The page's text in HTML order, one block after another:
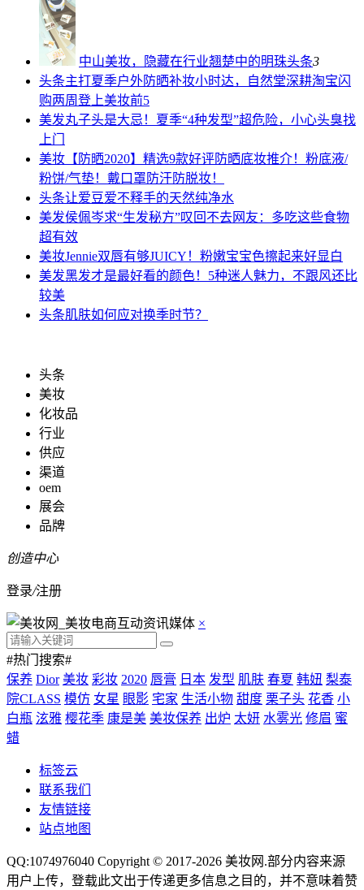
中山美妆，隐藏在行业翘楚中的明珠头条3
头条主打夏季户外防晒补妆小时达，自然堂深耕淘宝闪
购两周登上美妆前5
美发丸子头是大忌！夏季“4种发型”超危险，小心头臭找
上门
美妆 【防晒2020】精选9款好评防晒底妆推介！粉底液/
粉饼/气垫！戴口罩防汗防脱妆！
头条让爱豆爱不释手的天然纯净水
美发侯佩岑求“生发秘方”叹回不去网友：多吃这些食物
超有效
美妆Jennie双唇有够JUICY！粉嫩宝宝色擦起来好显白
美发黑发才是最好看的颜色！5种迷人魅力，不跟风还比
较美
头条肌肤如何应对换季时节？
头条
美妆
化妆品
行业
供应
渠道
oem
展会
品牌
创造中心
登录/注册
×
#热门搜索#
保养 Dior 美妆 彩妆 2020 唇膏 日本 发型 肌肤 春夏 韩妞 梨泰
院CLASS 模仿 女星 眼影 宅家 生活小物 甜度 栗子头 花香 小
白瓶 泫雅 樱花季 康是美 美妆保养 出炉 太妍 水雾光 修眉 蜜
蜡
标签云
联系我们
友情链接
站点地图
QQ:1074976040 Copyright © 2017-2026 美妆网 .部分内容来源
用户上传，登载此文出于传递更多信息之目的，并不意味着赞